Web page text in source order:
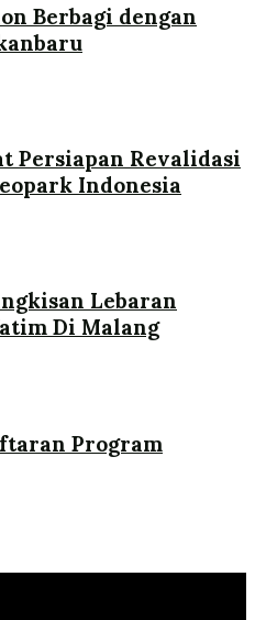
Berbagi dengan
Persiapan Revalidasi
Indonesia
Lebaran
Di Malang
Program